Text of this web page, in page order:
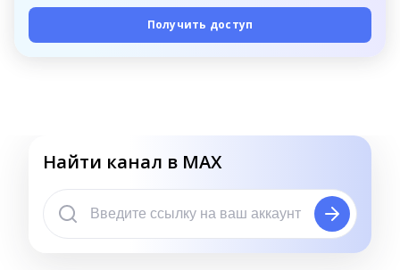
Получить доступ
Найти канал в MAX